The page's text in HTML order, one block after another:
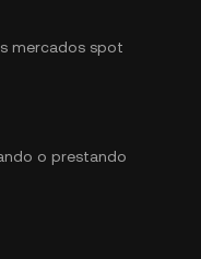
mercados spot
o prestando